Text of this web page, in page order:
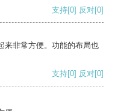
支持[0] 反对[0]
来非常方便。功能的布局也
支持[0] 反对[0]